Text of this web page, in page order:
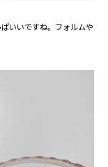
いいですね。フォルムや